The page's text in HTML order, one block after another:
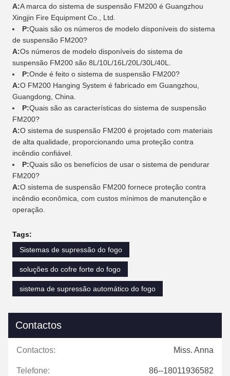
A:A marca do sistema de suspensão FM200 é Guangzhou
Xingjin Fire Equipment Co., Ltd.
P:Quais são os números de modelo disponíveis do sistema
de suspensão FM200?
A:Os números de modelo disponíveis do sistema de
suspensão FM200 são 8L/10L/16L/20L/30L/40L.
P:Onde é feito o sistema de suspensão FM200?
A:O FM200 Hanging System é fabricado em Guangzhou,
Guangdong, China.
P:Quais são as características do sistema de suspensão
FM200?
A:O sistema de suspensão FM200 é projetado com materiais
de alta qualidade, proporcionando uma proteção contra
incêndio confiável.
P:Quais são os benefícios de usar o sistema de pendurar
FM200?
A:O sistema de suspensão FM200 fornece proteção contra
incêndio econômica, com custos mínimos de manutenção e
operação.
Tags:
Sistemas de supressão do fogo
soluções do cofre forte do fogo
sistema de supressão automático do fogo
Contactos
Contactos: Miss. Anna
Telefone: 86--18011936582